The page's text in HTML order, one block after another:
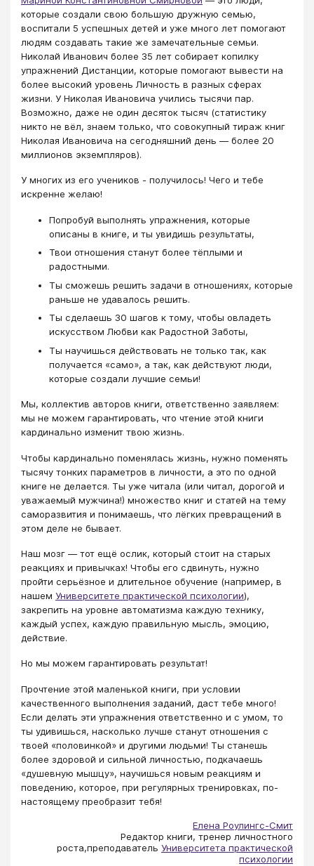
которые создали свою большую дружную семью,
воспитали 5 успешных детей и уже много лет помогают
людям создавать такие же замечательные семьи.
Николай Иванович более 35 лет собирает копилку
упражнений Дистанции, которые помогают вывести на
более высокий уровень Личность в разных сферах
жизни. У Николая Ивановича учились тысячи пар.
Возможно, даже не один десяток тысяч (статистику
никто не вёл, знаем только, что совокупный тираж книг
Николая Ивановича на сегодняшний день — более 20
миллионов экземпляров).
У многих из его учеников - получилось! Чего и тебе
искренне желаю!
Попробуй выполнять упражнения, которые
описаны в книге, и ты увидишь результаты,
Твои отношения станут более тёплыми и
радостными.
Ты сможешь решить задачи в отношениях, которые
раньше не удавалось решить.
Ты сделаешь 30 шагов к тому, чтобы овладеть
искусством Любви как Радостной Заботы,
Ты научишься действовать не только так, как
получается «само», а так, как действуют люди,
которые создали лучшие семьи!
Мы, коллектив авторов книги, ответственно заявляем:
мы не можем гарантировать, что чтение этой книги
кардинально изменит твою жизнь.
Чтобы кардинально поменялась жизнь, нужно поменять
тысячу тонких параметров в личности, а это по одной
книге не делается. Ты уже читала (или читал, дорогой и
уважаемый мужчина!) множество книг и статей на тему
саморазвития и понимаешь, что лёгких превращений в
этом деле не бывает.
Наш мозг — тот ещё ослик, который стоит на старых
реакциях и привычках! Чтобы его сдвинуть, нужно
пройти серьёзное и длительное обучение (например, в
нашем Университете практической психологии),
закрепить на уровне автоматизма каждую технику,
каждый успех, каждую правильную мысль, эмоцию,
действие.
Но мы можем гарантировать результат!
Прочтение этой маленькой книги, при условии
качественного выполнения заданий, даст тебе много!
Если делать эти упражнения ответственно и с умом, то
ты удивишься, насколько лучше станут отношения с
твоей «половинкой» и другими людьми! Ты станешь
более здоровой и сильной личностью, подкачаешь
«душевную мышцу», научишься новым реакциям и
поведению, которое, при регулярных тренировках, по-
настоящему преобразит тебя!
Елена Роулингс-Смит
Редактор книги, тренер личностного
роста,преподаватель Университета практической
психологии